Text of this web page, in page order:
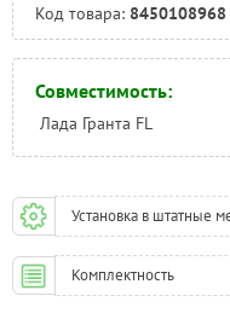
Код товара: 8450108968
Совместимость:
Лада Гранта FL
Установка в штатные
Комплектность